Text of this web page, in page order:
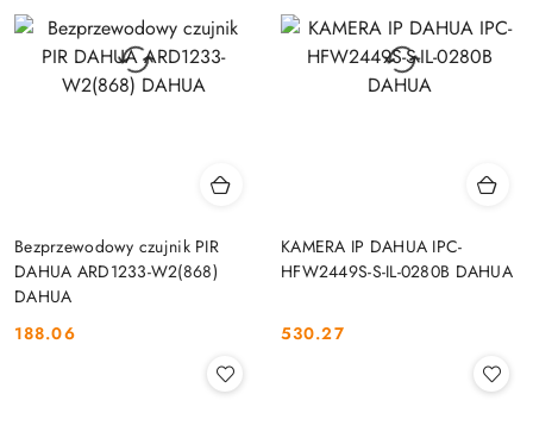
Bezprzewodowy czujnik PIR
DAHUA ARD1233-W2(868)
DAHUA
Cena:
188.06
KAMERA IP DAHUA IPC-
HFW2449S-S-IL-0280B DAHUA
Cena:
530.27